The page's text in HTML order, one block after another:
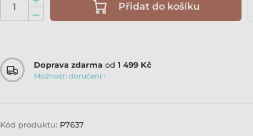
Přidat do košíku
Doprava zdarma od 1 499 Kč
Možnosti doručení ›
Kód produktu: P7637